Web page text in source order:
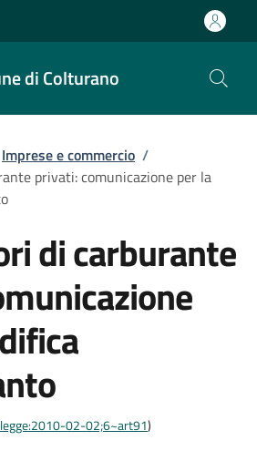
di Colturano
Imprese e commercio /
privati: comunicazione per la
di carburante
02-02;6~art91)